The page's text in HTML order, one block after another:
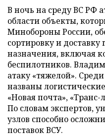
В ночь на среду ВС РФ
области объекты,
Минобороны России,
сортировку и доставку
назначения, включая
беспилотников.
атаку «тяжелой».
названы
«Новая почта»,
По словам экспертов,
узлов способно
поставок ВСУ.